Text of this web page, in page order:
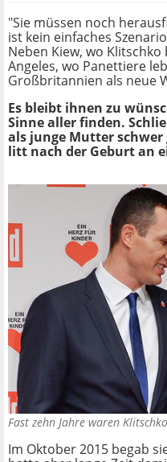
"Sie müssen noch
ist kein einfaches
Neben Kiew, wo
Angeles, wo Panettiere
Großbritannien als neue
Es bleibt ihnen zu
Sinne aller finden.
als junge Mutter schwer
litt nach der Geburt an
Fast zehn Jahre waren
Im Oktober 2015 begab